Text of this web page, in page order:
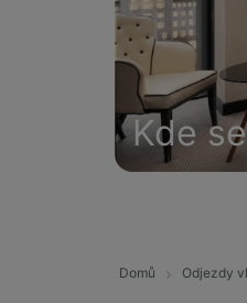
Kde
Domů Odjezdy